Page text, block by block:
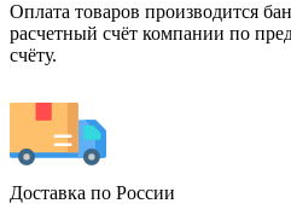
Оплата товаров производится
расчетный счёт компании по
счёту.
Доставка по России